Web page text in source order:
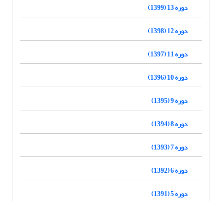
دوره 13 (1399)
دوره 12 (1398)
دوره 11 (1397)
دوره 10 (1396)
دوره 9 (1395)
دوره 8 (1394)
دوره 7 (1393)
دوره 6 (1392)
دوره 5 (1391)